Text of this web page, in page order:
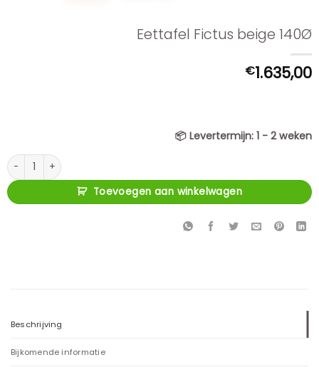
Eettafel Fictus beige 140Ø
€1.635,00
📦 Levertermijn: 1 - 2 weken
Eettafel Fictus beige 140Ø aantal
Toevoegen aan winkelwagen
Beschrijving
Bijkomende informatie